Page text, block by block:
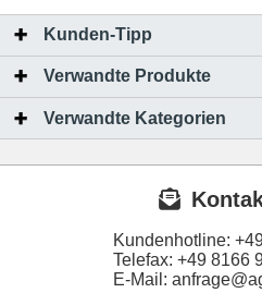
Kunden-Tipp
Verwandte Produkte
Verwandte Kategorien
Kundenhotline:
Telefax: +49 8166
E-Mail: